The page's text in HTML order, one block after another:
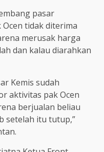
pasar
tidak diterima
merusak harga
dan kalau diarahkan
Kemis sudah
aktivitas pak Ocen
berjualan beliau
setelah itu tutup,”